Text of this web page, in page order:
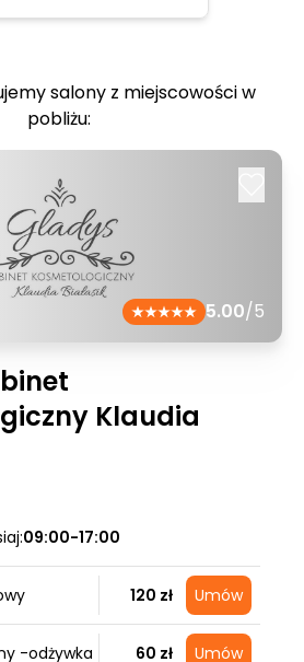
salony z miejscowości w
pobliżu:
5.00/5
Klaudia
09:00-17:00
120 zł Umów
-odżywka 60 zł Umów